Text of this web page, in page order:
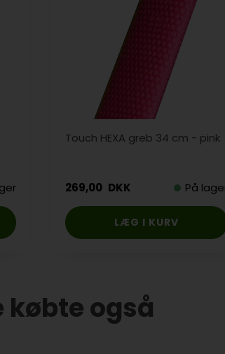
Touch HEXA greb 34 cm - pink
269,00 DKK På
købte også